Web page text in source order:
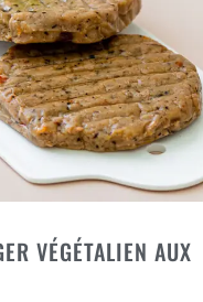
VÉGÉTALIEN AUX